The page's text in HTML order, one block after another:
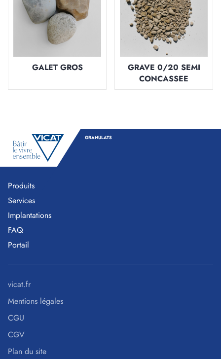
GALET GROS
GRAVE 0/20 SEMI
CONCASSEE
GRANULATS
Produits
Services
Implantations
FAQ
Portail
vicat.fr
Mentions légales
CGU
CGV
Plan du site